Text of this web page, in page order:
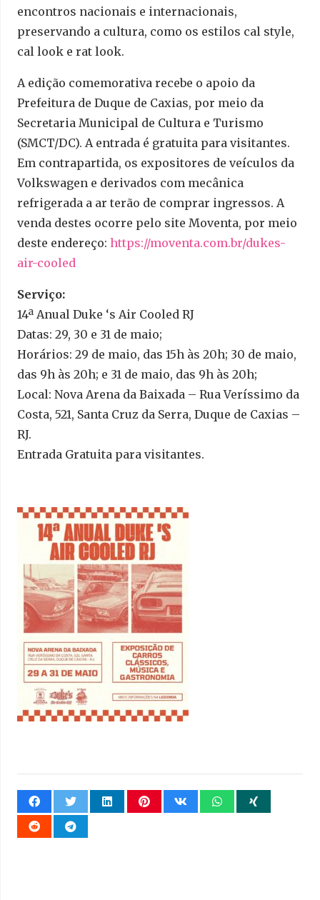
encontros nacionais e internacionais,
preservando a cultura, como os estilos cal style,
cal look e rat look.
A edição comemorativa recebe o apoio da
Prefeitura de Duque de Caxias, por meio da
Secretaria Municipal de Cultura e Turismo
(SMCT/DC). A entrada é gratuita para visitantes.
Em contrapartida, os expositores de veículos da
Volkswagen e derivados com mecânica
refrigerada a ar terão de comprar ingressos. A
venda destes ocorre pelo site Moventa, por meio
deste endereço: https://moventa.com.br/dukes-
air-cooled
Serviço:
14ª Anual Duke ‘s Air Cooled RJ
Datas: 29, 30 e 31 de maio;
Horários: 29 de maio, das 15h às 20h; 30 de maio,
das 9h às 20h; e 31 de maio, das 9h às 20h;
Local: Nova Arena da Baixada – Rua Veríssimo da
Costa, 521, Santa Cruz da Serra, Duque de Caxias –
RJ.
Entrada Gratuita para visitantes.